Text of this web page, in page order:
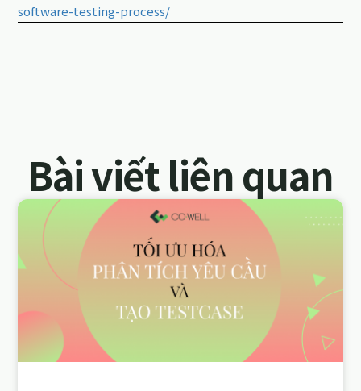
software-testing-process/
Bài viết liên quan